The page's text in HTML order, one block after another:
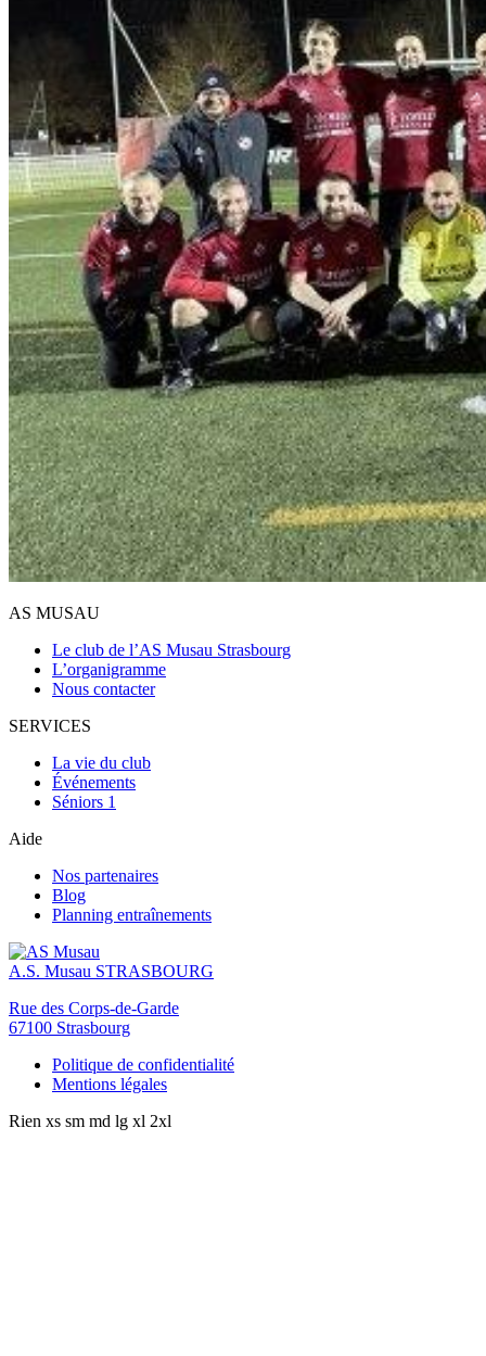
AS MUSAU
Le club de l’AS Musau Strasbourg
L’organigramme
Nous contacter
SERVICES
La vie du club
Événements
Séniors 1
Aide
Nos partenaires
Blog
Planning entraînements
A.S. Musau STRASBOURG
Rue des Corps-de-Garde
67100 Strasbourg
Politique de confidentialité
Mentions légales
Rien xs sm md lg xl 2xl